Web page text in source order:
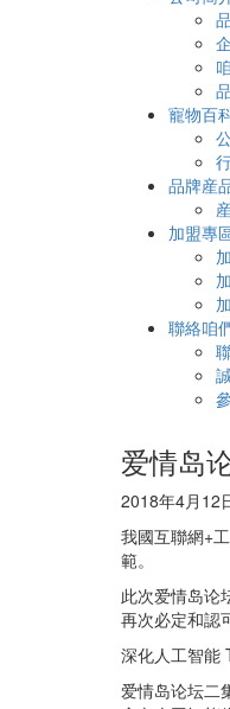
寵物百
品牌産
加盟專
聯絡咱
爱情岛
2018年4月12
我國互聯網+
範。
此次爱情岛论
再次必定和認
深化人工智能
爱情岛论坛二